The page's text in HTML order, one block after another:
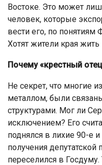
Востоке. Это может
человек, которые
вести его, по понятиям
Хотят жители края жить
Почему «крестный
Не секрет, что многие
металлом, были
структурами. Мог ли
исключением? Его
поднялся в лихие 90-е
получения депутатской
переселился в Госдуму.